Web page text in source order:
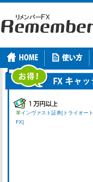
羊インヴァスト証券[トライオート
FX]